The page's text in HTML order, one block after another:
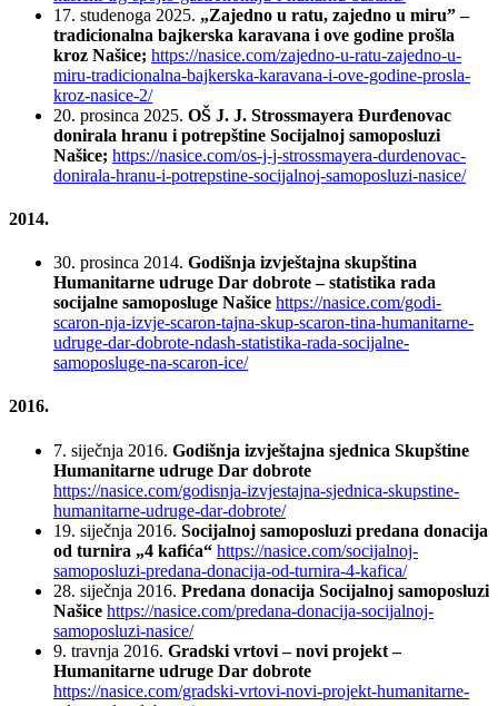
17. studenoga 2025. „Zajedno u ratu, zajedno u miru” –
tradicionalna bajkerska karavana i ove godine prošla
kroz Našice; https://nasice.com/zajedno-u-ratu-zajedno-u-
miru-tradicionalna-bajkerska-karavana-i-ove-godine-prosla-
kroz-nasice-2/
20. prosinca 2025. OŠ J. J. Strossmayera Đurđenovac
donirala hranu i potrepštine Socijalnoj samoposluzi
Našice; https://nasice.com/os-j-j-strossmayera-durdenovac-
donirala-hranu-i-potrepstine-socijalnoj-samoposluzi-nasice/
2014.
30. prosinca 2014. Godišnja izvještajna skupština
Humanitarne udruge Dar dobrote – statistika rada
socijalne samoposluge Našice https://nasice.com/godi-
scaron-nja-izvje-scaron-tajna-skup-scaron-tina-humanitarne-
udruge-dar-dobrote-ndash-statistika-rada-socijalne-
samoposluge-na-scaron-ice/
2016.
7. siječnja 2016. Godišnja izvještajna sjednica Skupštine
Humanitarne udruge Dar dobrote
https://nasice.com/godisnja-izvjestajna-sjednica-skupstine-
humanitarne-udruge-dar-dobrote/
19. siječnja 2016. Socijalnoj samoposluzi predana donacija
od turnira „4 kafića“ https://nasice.com/socijalnoj-
samoposluzi-predana-donacija-od-turnira-4-kafica/
28. siječnja 2016. Predana donacija Socijalnoj samoposluzi
Našice https://nasice.com/predana-donacija-socijalnoj-
samoposluzi-nasice/
9. travnja 2016. Gradski vrtovi – novi projekt –
Humanitarne udruge Dar dobrote
https://nasice.com/gradski-vrtovi-novi-projekt-humanitarne-